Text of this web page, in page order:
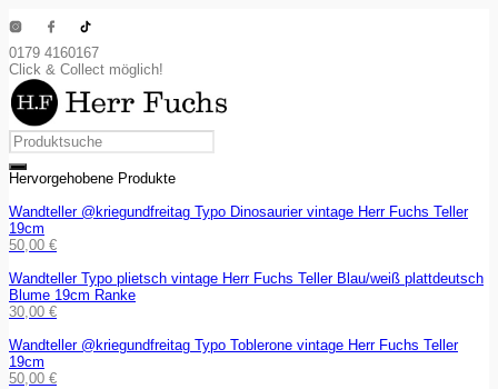
0179 4160167
Click & Collect möglich!
Hervorgehobene Produkte
Wandteller @kriegundfreitag Typo Dinosaurier vintage Herr Fuchs Teller
19cm
50,00 €
Wandteller Typo plietsch vintage Herr Fuchs Teller Blau/weiß plattdeutsch
Blume 19cm Ranke
30,00 €
Wandteller @kriegundfreitag Typo Toblerone vintage Herr Fuchs Teller
19cm
50,00 €